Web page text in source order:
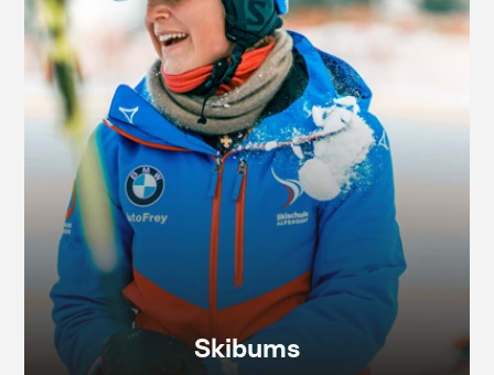
Skibums